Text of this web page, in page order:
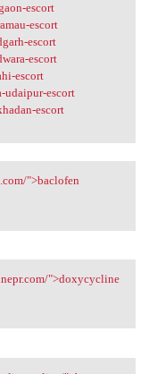
escort
escort
escort
escort
escort
escort
escort
">baclofen
">doxycycline